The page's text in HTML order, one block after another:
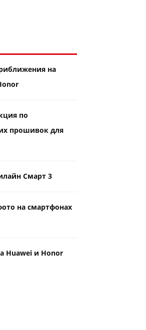
на
по
прошивок для
Смарт 3
на смартфонах
Huawei и Honor